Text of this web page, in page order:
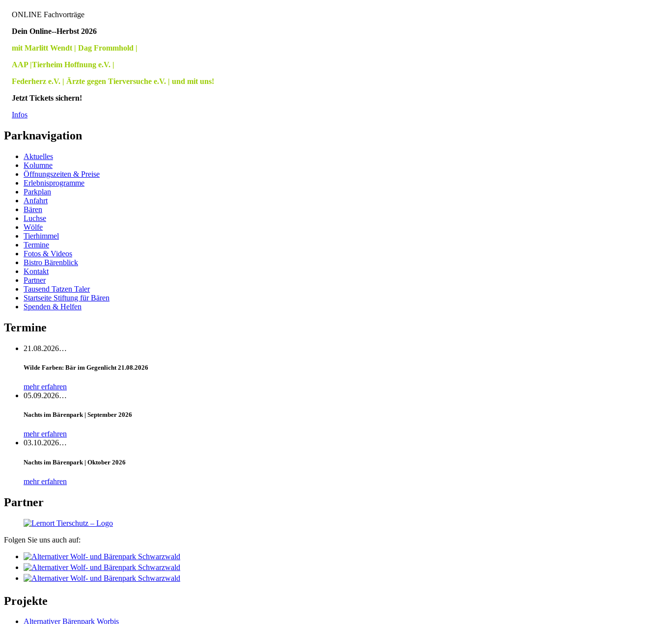
ONLINE Fachvorträge
Dein Online--Herbst 2026
mit Marlitt Wendt | Dag Frommhold |
AAP |Tierheim Hoffnung e.V. |
Federherz e.V. | Ärzte gegen Tierversuche e.V. | und mit uns!
Jetzt Tickets sichern!
Infos
Parknavigation
Aktuelles
Kolumne
Öffnungszeiten & Preise
Erlebnisprogramme
Parkplan
Anfahrt
Bären
Luchse
Wölfe
Tierhimmel
Termine
Fotos & Videos
Bistro Bärenblick
Kontakt
Partner
Tausend Tatzen Taler
Startseite Stiftung für Bären
Spenden & Helfen
Termine
21.08.2026…
Wilde Farben: Bär im Gegenlicht 21.08.2026
mehr erfahren
05.09.2026…
Nachts im Bärenpark | September 2026
mehr erfahren
03.10.2026…
Nachts im Bärenpark | Oktober 2026
mehr erfahren
Partner
Folgen Sie uns auch auf:
Projekte
Alternativer Bärenpark Worbis